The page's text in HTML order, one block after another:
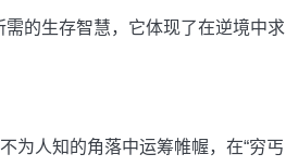
的生存智慧，它体现了在逆境中求
为人知的角落中运筹帷幄，在“穷丐